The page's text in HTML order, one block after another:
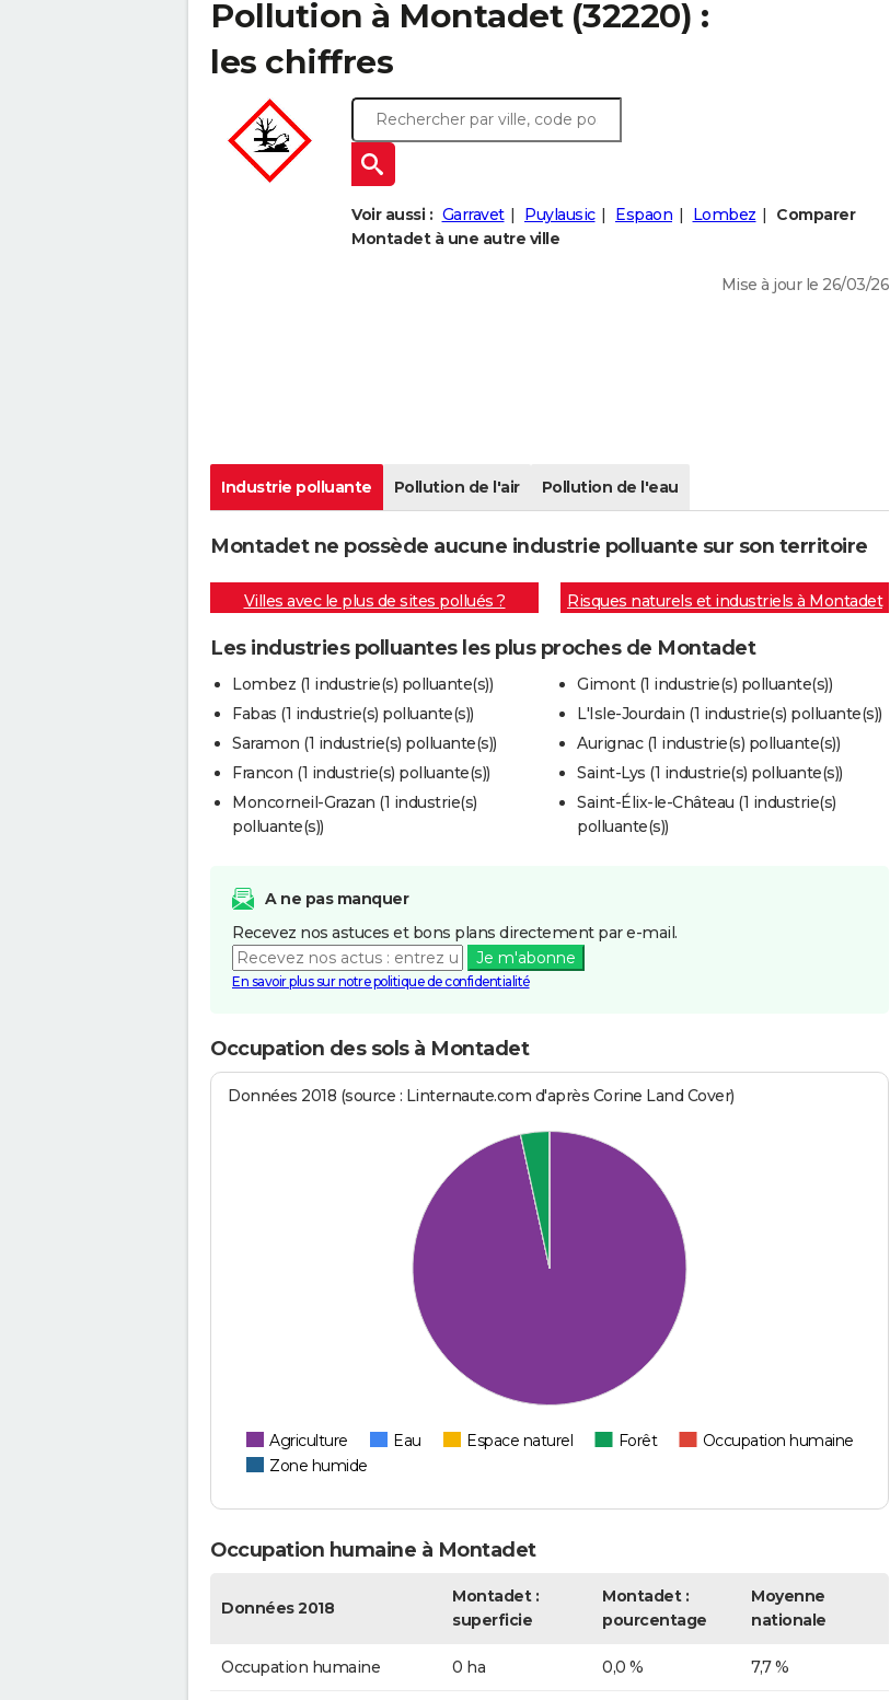
Pollution à Montadet (32220) :
les chiffres
Voir aussi : Garravet Puylausic Espaon Lombez
Comparer
Montadet à une autre ville
Mise à jour le 26/03/26
Industrie polluante Pollution de l'air Pollution de l'eau
Montadet ne possède aucune industrie polluante sur son territoire
Villes avec le plus de sites pollués ? Risques naturels et industriels à Montadet
Les industries polluantes les plus proches de Montadet
Lombez (1 industrie(s) polluante(s))
Fabas (1 industrie(s) polluante(s))
Saramon (1 industrie(s) polluante(s))
Francon (1 industrie(s) polluante(s))
Moncorneil-Grazan (1 industrie(s)
polluante(s))
Gimont (1 industrie(s) polluante(s))
L'Isle-Jourdain (1 industrie(s) polluante(s))
Aurignac (1 industrie(s) polluante(s))
Saint-Lys (1 industrie(s) polluante(s))
Saint-Élix-le-Château (1 industrie(s)
polluante(s))
A ne pas manquer
Recevez nos astuces et bons plans directement par e-mail.
Je m'abonne
En savoir plus sur notre politique de confidentialité
Occupation des sols à Montadet
Données 2018 (source : Linternaute.com d'après Corine Land Cover)
Agriculture Eau Espace naturel Forêt
Occupation humaine
Zone humide
Occupation humaine à Montadet
Données 2018
Montadet :
superficie
Montadet :
pourcentage
Moyenne
nationale
Occupation humaine 0 ha 0,0 % 7,7 %